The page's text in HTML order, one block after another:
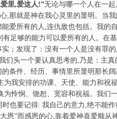
里,爱这人!”无论与哪一个人在一
,那就是神在我心灵里的显明。当
爱所有的人,连仇敌也包括。我的
足够的能力可以爱所有的人。在
；发现了：没有一个人是没有罪
头一个要认真思考的,乃是：主真
条件、经历、事情里所显明那长
我安排的功课、天使、能力和祝
怜悯、饶恕、宽容和祝福。我们
也要记得: 我自己的意力,绝不能
恩”而感恩的心,靠着爱神喜爱顺从